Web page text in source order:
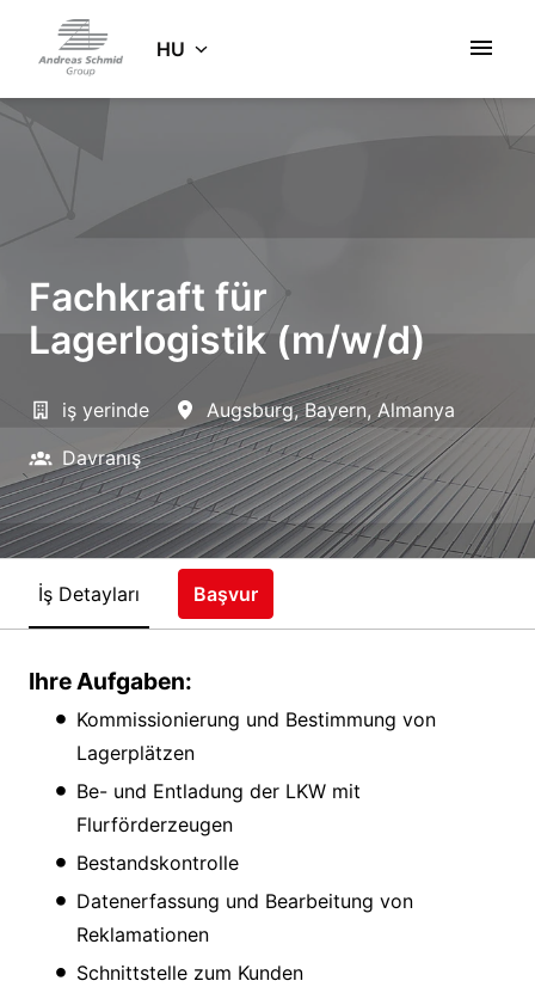
tartalomhoz
Kezdőlap HU
Fachkraft für
Lagerlogistik (m/w/d)
iş yerinde Augsburg, Bayern, Almanya
Davranış
İş Detayları Başvur
Ihre Aufgaben:
Kommissionierung und Bestimmung von
Lagerplätzen
Be- und Entladung der LKW mit
Flurförderzeugen
Bestandskontrolle
Datenerfassung und Bearbeitung von
Reklamationen
Schnittstelle zum Kunden